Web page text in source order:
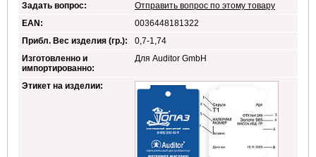
Задать вопрос:
Отправить вопрос по этому товару
EAN:
0036448181322
Прибл. Вес изделия (гр.):
0,7-1,74
Изготовленно и
импортированно:
Для Auditor GmbH
Этикет на изделии: